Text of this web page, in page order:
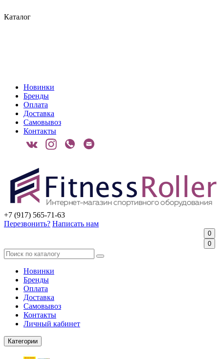
Каталог
Новинки
Бренды
Оплата
Доставка
Самовывоз
Контакты
+7 (917) 565-71-63
Перезвонить? Написать нам
0
0
Новинки
Бренды
Оплата
Доставка
Самовывоз
Контакты
Личный кабинет
Категории